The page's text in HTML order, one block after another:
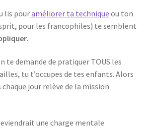
lis pouraméliorer ta technique ou ton
pour les francophiles) te semblent
.
te demande de pratiquer TOUS les
tu t’occupes de tes enfants. Alors
jour relève de la mission
une charge mentale